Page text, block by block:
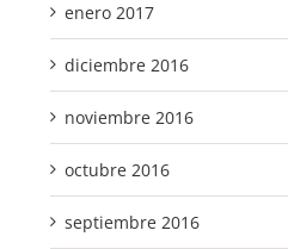
enero 2017
diciembre 2016
noviembre 2016
octubre 2016
septiembre 2016